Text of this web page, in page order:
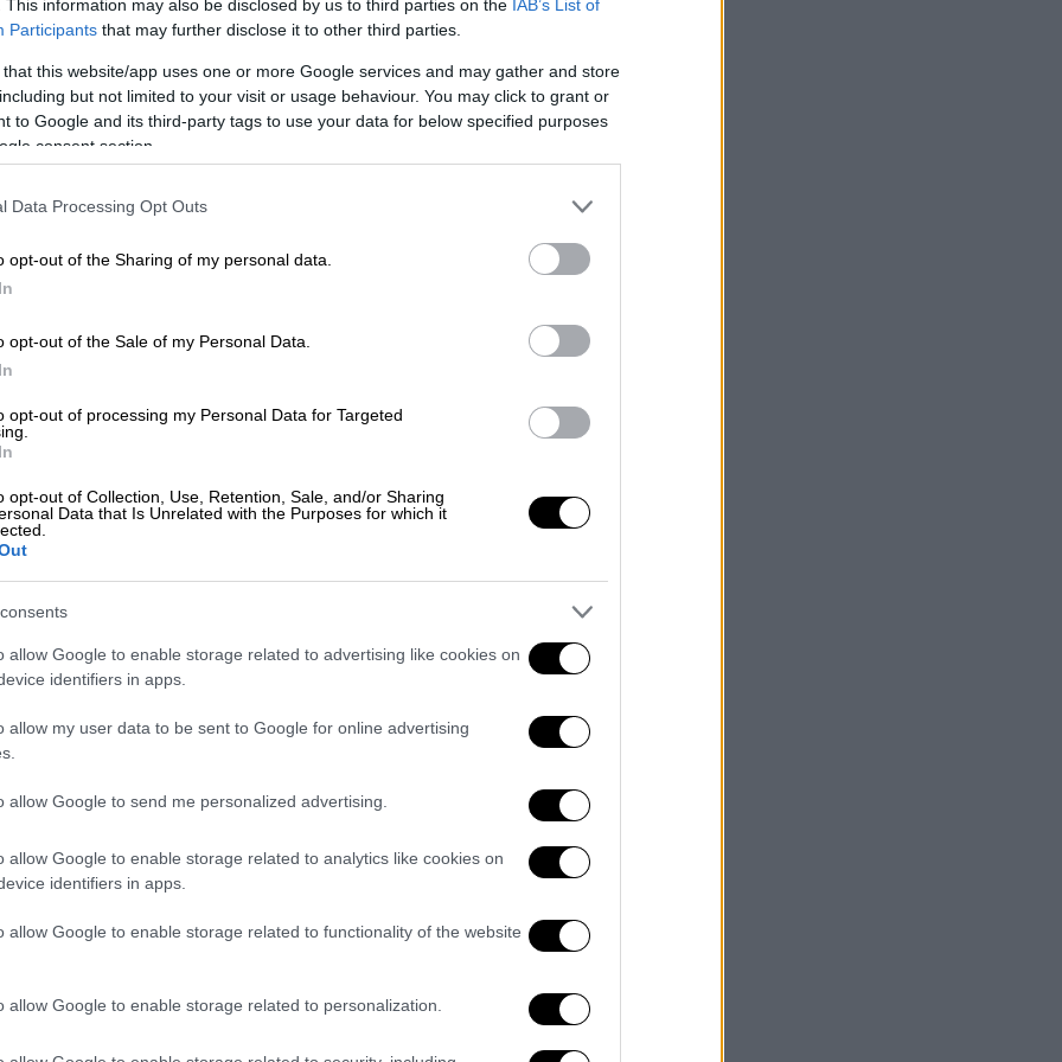
This information may also be disclosed by us to third parties on the IAB’s List of
Participants that may further disclose it to other third parties.
that this website/app uses one or more Google services and may gather and store
but not limited to your visit or usage behaviour. You may click to grant or
to Google and its third-party tags to use your data for below specified purposes
consent section.
Data Processing Opt Outs
opt-out of the Sharing of my personal data.
opt-out of the Sale of my Personal Data.
opt-out of processing my Personal Data for Targeted
opt-out of Collection, Use, Retention, Sale, and/or Sharing
Data that Is Unrelated with the Purposes for which it
allow Google to enable storage related to advertising like cookies on
identifiers in apps.
allow my user data to be sent to Google for online advertising
allow Google to send me personalized advertising.
allow Google to enable storage related to analytics like cookies on
identifiers in apps.
allow Google to enable storage related to functionality of the website
allow Google to enable storage related to personalization.
Κόσμος|24.11.2025 22:53
Αιθιοπία: Ηφαίστειο «ξύπνησε»
μετά από χιλιάδες χρόνια
αδράνειας – Εντυπωσιακά βίντεο
Η έκρηξη επιβεβαιώθηκε αρχικά
Lifestyle|24.11.2025 22:38
συγκινητική ανάρτησή του
δυσάρεστη είδηση με ανάρτησή του
στα social media
Oι κύριες διαφορές μεταξύ της
την Ουκρανία - Πώς φτάσαμε
Η Ευρώπη τροποποίησε σημαντικά το
ΗΠΑ για τον τερματισμό του
τις μαξιμαλιστικές απαιτήσεις της
Ρωσίας